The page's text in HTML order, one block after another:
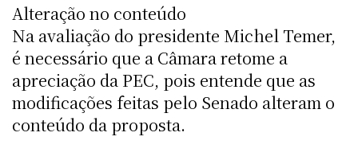
Alteração no conteúdo
Na avaliação do presidente Michel Temer,
é necessário que a Câmara retome a
apreciação da PEC, pois entende que as
modificações feitas pelo Senado alteram o
conteúdo da proposta.